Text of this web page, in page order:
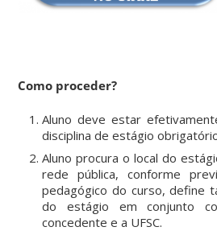
Como proceder?
Aluno deve estar
disciplina de estágio
Aluno procura o local do
rede pública, conforme
pedagógico do curso, define
do estágio em conjunto
concedente e a UFSC.